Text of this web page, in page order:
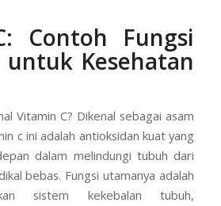
Contoh Fungsi
untuk Kesehatan
Vitamin C? Dikenal sebagai asam
c ini adalah antioksidan kuat yang
dalam melindungi tubuh dari
bebas. Fungsi utamanya adalah
sistem kekebalan tubuh,